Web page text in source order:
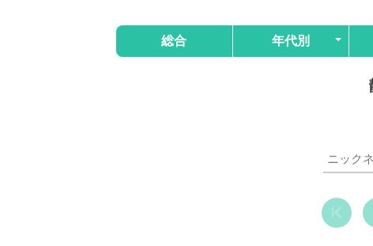
総合 年代別